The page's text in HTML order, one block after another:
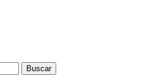
Buscar